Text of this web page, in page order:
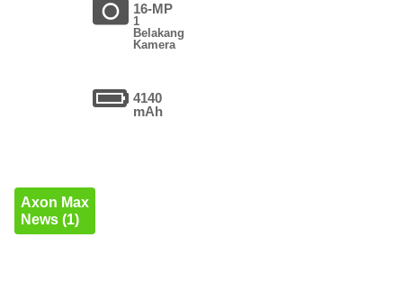
16-MP
1
Belakang
Kamera
4140
mAh
Axon Max
News (1)